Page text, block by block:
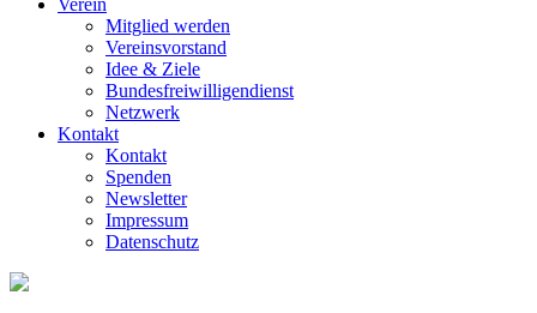
Mitglied werden
Vereinsvorstand
Idee & Ziele
Bundesfreiwilligendienst
Netzwerk
Kontakt
Kontakt
Spenden
Newsletter
Impressum
Datenschutz